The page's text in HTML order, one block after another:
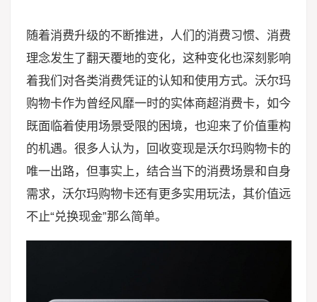
随着消费升级的不断推进，人们的消费习惯、消费
理念发生了翻天覆地的变化，这种变化也深刻影响
着我们对各类消费凭证的认知和使用方式。沃尔玛
购物卡作为曾经风靡一时的实体商超消费卡，如今
既面临着使用场景受限的困境，也迎来了价值重构
的机遇。很多人认为，回收变现是沃尔玛购物卡的
唯一出路，但事实上，结合当下的消费场景和自身
需求，沃尔玛购物卡还有更多实用玩法，其价值远
不止“兑换现金”那么简单。